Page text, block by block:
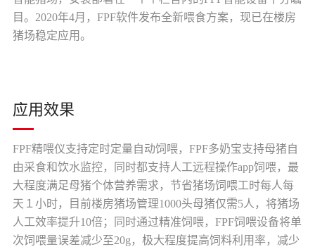
目。2020年4月，FPF软件发布全新喂食方案，现已在楼房
猪场稳定应用。
应用效果
FPF精喂仪支持定时定量自动饲喂，FPF多奶宝支持母猪自
由采食和饮水监控，同时都支持人工远程操作app饲喂，最
大程度满足母猪个体营养需求，节省猪场饲喂工时每人每
天１小时，目前楼房猪场管理1000头母猪仅需5人，将猪场
人工效率提升10倍；同时通过精准饲喂，FPF饲喂设备将单
次饲喂量误差减少至20g，极大程度提高饲料利用率，减少